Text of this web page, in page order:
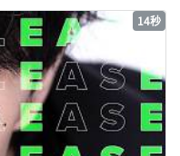
14秒